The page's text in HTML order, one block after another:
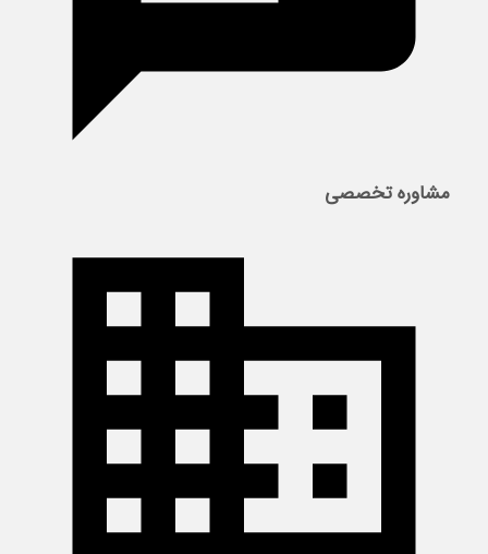
مشاوره تخصصی